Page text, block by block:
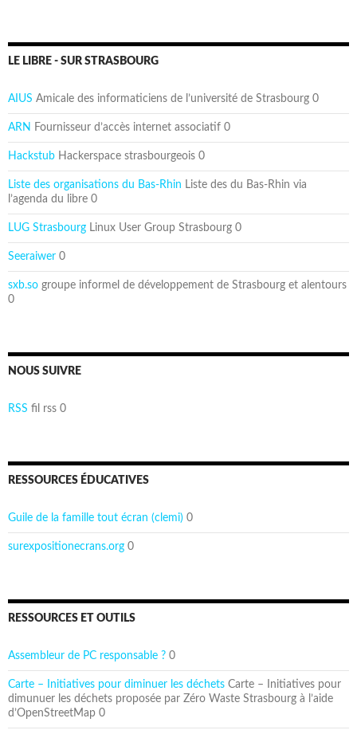
LE LIBRE - SUR STRASBOURG
AIUS Amicale des informaticiens de l’université de Strasbourg 0
ARN Fournisseur d’accès internet associatif 0
Hackstub Hackerspace strasbourgeois 0
Liste des organisations du Bas-Rhin Liste des du Bas-Rhin via
l’agenda du libre 0
LUG Strasbourg Linux User Group Strasbourg 0
Seeraiwer 0
sxb.so groupe informel de développement de Strasbourg et alentours
0
NOUS SUIVRE
RSS fil rss 0
RESSOURCES ÉDUCATIVES
Guile de la famille tout écran (clemi) 0
surexpositionecrans.org 0
RESSOURCES ET OUTILS
Assembleur de PC responsable ? 0
Carte – Initiatives pour diminuer les déchets Carte – Initiatives pour
dimunuer les déchets proposée par Zéro Waste Strasbourg à l’aide
d’OpenStreetMap 0